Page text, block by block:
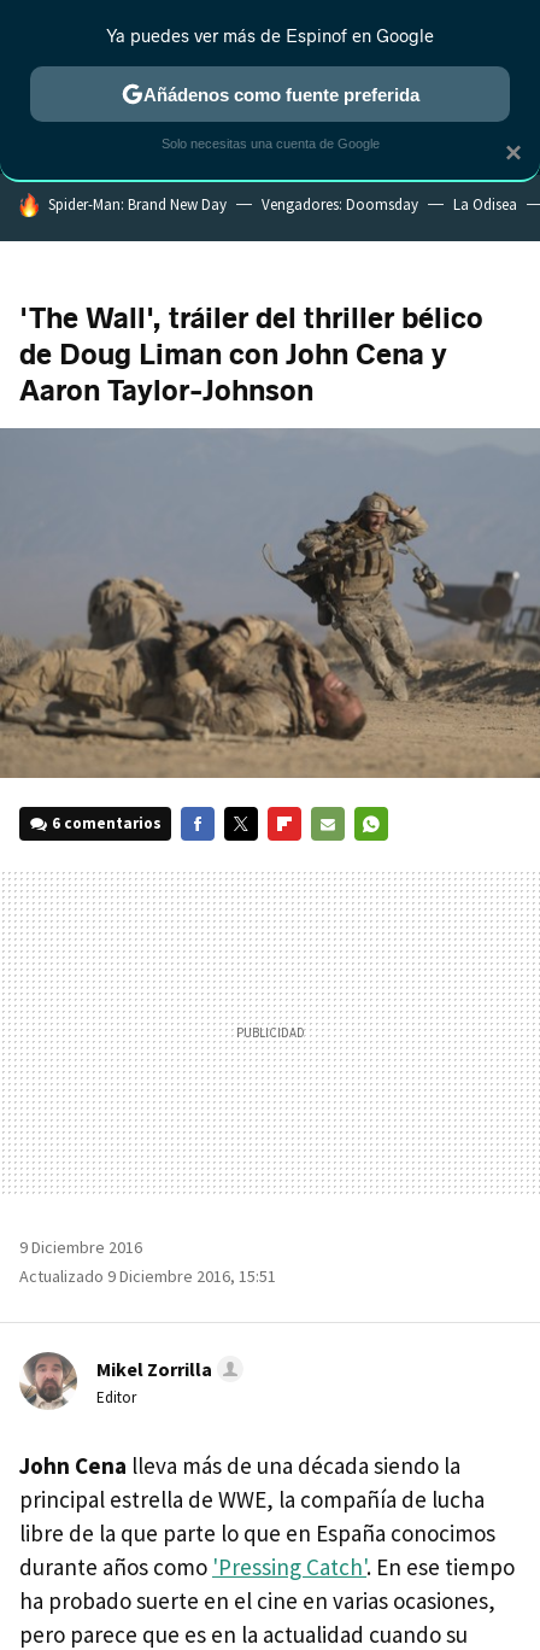
MENÚ NUEVO
ESTRENOS REALITY ANIME RANKINGS CINE
HOY SE HABLA DE
Spider-Man: Brand New Day Vengadores: Doomsday La Odisea
'The Wall', tráiler del thriller bélico
de Doug Liman con John Cena y
Aaron Taylor-Johnson
6 comentarios
MAIL
9 Diciembre 2016
Actualizado 9 Diciembre 2016, 15:51
Mikel Zorrilla
Editor
John Cena lleva más de una década siendo la
principal estrella de WWE, la compañía de lucha
libre de la que parte lo que en España conocimos
durante años como 'Pressing Catch'. En ese tiempo
ha probado suerte en el cine en varias ocasiones,
pero parece que es en la actualidad cuando su
×
Ya puedes ver más de Espinof en Google
Añádenos como fuente preferida
Solo necesitas una cuenta de Google